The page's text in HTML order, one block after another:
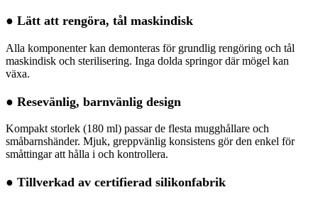
● Lätt att rengöra, tål maskindisk
Alla komponenter kan demonteras för grundlig rengöring och tål
maskindisk och sterilisering. Inga dolda springor där mögel kan
växa.
● Resevänlig, barnvänlig design
Kompakt storlek (180 ml) passar de flesta mugghållare och
småbarnshänder. Mjuk, greppvänlig konsistens gör den enkel för
småttingar att hålla i och kontrollera.
● Tillverkad av certifierad silikonfabrik